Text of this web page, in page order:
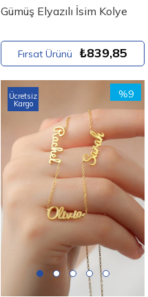
Gümüş Elyazılı İsim Kolye
Fırsat Ürünü ₺839,85
%9
Ücretsiz
Kargo